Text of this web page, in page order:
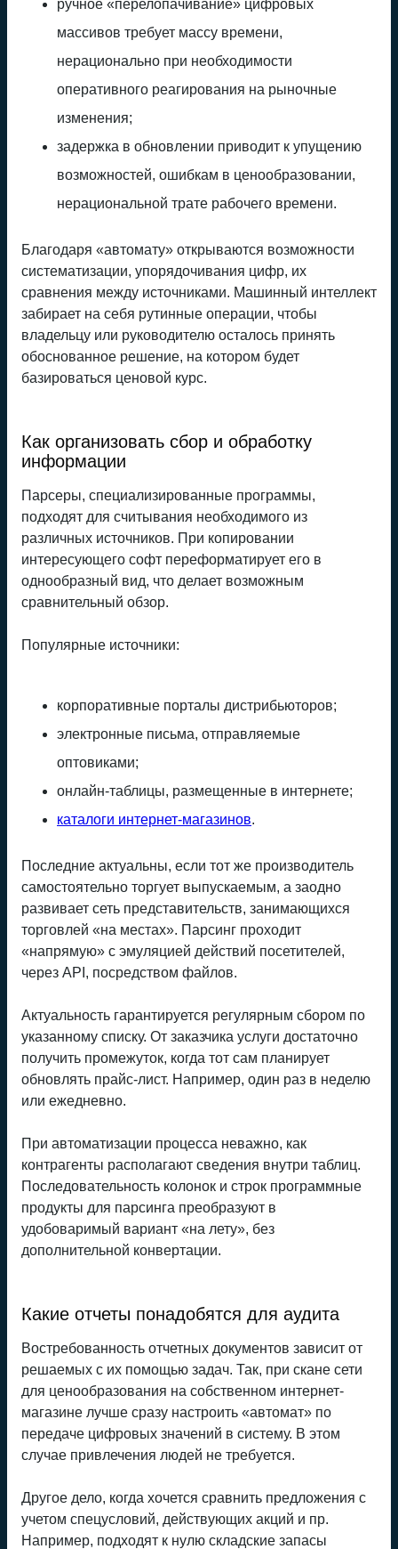
ручное «перелопачивание» цифровых
массивов требует массу времени,
нерационально при необходимости
оперативного реагирования на рыночные
изменения;
задержка в обновлении приводит к упущению
возможностей, ошибкам в ценообразовании,
нерациональной трате рабочего времени.
Благодаря «автомату» открываются возможности
систематизации, упорядочивания цифр, их
сравнения между источниками. Машинный интеллект
забирает на себя рутинные операции, чтобы
владельцу или руководителю осталось принять
обоснованное решение, на котором будет
базироваться ценовой курс.
Как организовать сбор и обработку
информации
Парсеры, специализированные программы,
подходят для считывания необходимого из
различных источников. При копировании
интересующего софт переформатирует его в
однообразный вид, что делает возможным
сравнительный обзор.
Популярные источники:
корпоративные порталы дистрибьюторов;
электронные письма, отправляемые
оптовиками;
онлайн-таблицы, размещенные в интернете;
каталоги интернет-магазинов.
Последние актуальны, если тот же производитель
самостоятельно торгует выпускаемым, а заодно
развивает сеть представительств, занимающихся
торговлей «на местах». Парсинг проходит
«напрямую» с эмуляцией действий посетителей,
через API, посредством файлов.
Актуальность гарантируется регулярным сбором по
указанному списку. От заказчика услуги достаточно
получить промежуток, когда тот сам планирует
обновлять прайс-лист. Например, один раз в неделю
или ежедневно.
При автоматизации процесса неважно, как
контрагенты располагают сведения внутри таблиц.
Последовательность колонок и строк программные
продукты для парсинга преобразуют в
удобоваримый вариант «на лету», без
дополнительной конвертации.
Какие отчеты понадобятся для аудита
Востребованность отчетных документов зависит от
решаемых с их помощью задач. Так, при скане сети
для ценообразования на собственном интернет-
магазине лучше сразу настроить «автомат» по
передаче цифровых значений в систему. В этом
случае привлечения людей не требуется.
Другое дело, когда хочется сравнить предложения с
учетом спецусловий, действующих акций и пр.
Например, подходят к нулю складские запасы